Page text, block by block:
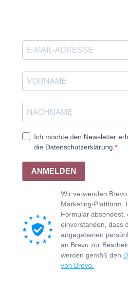
Ich möchte den Newsletter
die Datenschutzerklärung.
ANMELDEN
Wir verwenden
Marketing-Plattform.
Formular absendest,
einverstanden, dass
angegebenen
an Brevo zur
werden gemäß den
von Brevo.